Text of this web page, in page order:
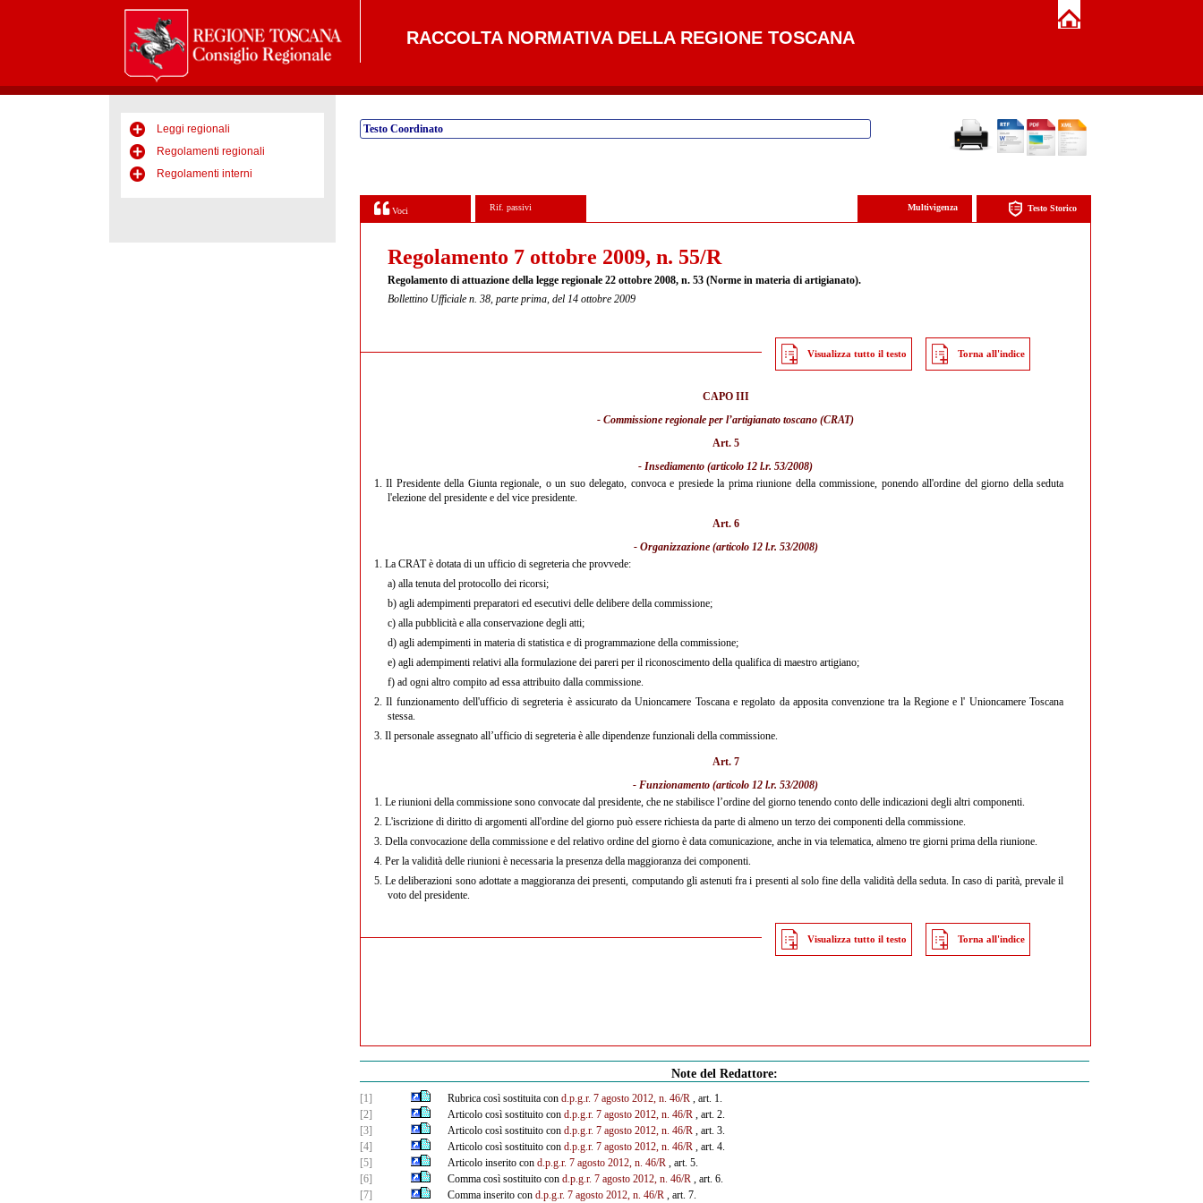
RACCOLTA NORMATIVA DELLA REGIONE TOSCANA
Leggi regionali
Regolamenti regionali
Regolamenti interni
Testo Coordinato
Voci Rif. passivi Testo Storico
Multivigenza
Regolamento 7 ottobre 2009, n. 55/R
Regolamento di attuazione della legge regionale 22 ottobre 2008, n. 53 (Norme in materia di artigianato).
Bollettino Ufficiale n. 38, parte prima, del 14 ottobre 2009
Visualizza tutto il testo Torna all'indice
CAPO III
- Commissione regionale per l’artigianato toscano (CRAT)
Art. 5
- Insediamento (articolo 12 l.r. 53/2008)
1.Il Presidente della Giunta regionale, o un suo delegato, convoca e presiede la prima riunione della commissione, ponendo all'ordine del giorno della seduta
l'elezione del presidente e del vice presidente.
Art. 6
- Organizzazione (articolo 12 l.r. 53/2008)
1. La CRAT è dotata di un ufficio di segreteria che provvede:
a) alla tenuta del protocollo dei ricorsi;
b) agli adempimenti preparatori ed esecutivi delle delibere della commissione;
c) alla pubblicità e alla conservazione degli atti;
d) agli adempimenti in materia di statistica e di programmazione della commissione;
e) agli adempimenti relativi alla formulazione dei pareri per il riconoscimento della qualifica di maestro artigiano;
f) ad ogni altro compito ad essa attribuito dalla commissione.
2. Il funzionamento dell'ufficio di segreteria è assicurato da Unioncamere Toscana e regolato da apposita convenzione tra la Regione e l' Unioncamere Toscana
stessa.
3. Il personale assegnato all’ufficio di segreteria è alle dipendenze funzionali della commissione.
Art. 7
- Funzionamento (articolo 12 l.r. 53/2008)
1. Le riunioni della commissione sono convocate dal presidente, che ne stabilisce l’ordine del giorno tenendo conto delle indicazioni degli altri componenti.
2. L'iscrizione di diritto di argomenti all'ordine del giorno può essere richiesta da parte di almeno un terzo dei componenti della commissione.
3. Della convocazione della commissione e del relativo ordine del giorno è data comunicazione, anche in via telematica, almeno tre giorni prima della riunione.
4. Per la validità delle riunioni è necessaria la presenza della maggioranza dei componenti.
5. Le deliberazioni sono adottate a maggioranza dei presenti, computando gli astenuti fra i presenti al solo fine della validità della seduta. In caso di parità, prevale il
voto del presidente.
Visualizza tutto il testo Torna all'indice
Note del Redattore:
[1] Rubrica così sostituita con d.p.g.r. 7 agosto 2012, n. 46/R, art. 1.
[2]
Articolo così sostituito con d.p.g.r. 7 agosto 2012, n. 46/R, art. 2.
[3]
Articolo così sostituito con d.p.g.r. 7 agosto 2012, n. 46/R, art. 3.
[4]
Articolo così sostituito con d.p.g.r. 7 agosto 2012, n. 46/R, art. 4.
[5]
Articolo inserito con d.p.g.r. 7 agosto 2012, n. 46/R, art. 5.
[6]
Comma così sostituito con d.p.g.r. 7 agosto 2012, n. 46/R, art. 6.
[7]
Comma inserito con d.p.g.r. 7 agosto 2012, n. 46/R, art. 7.